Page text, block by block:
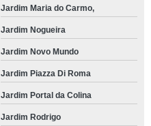
Jardim Maria do Carmo,
Jardim Nogueira
Jardim Novo Mundo
Jardim Piazza Di Roma
Jardim Portal da Colina
Jardim Rodrigo